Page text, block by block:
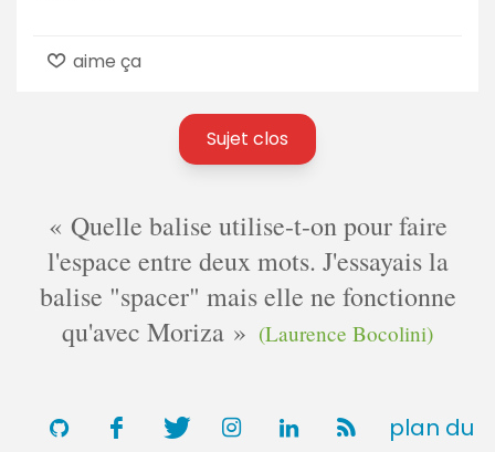
aime ça
Sujet clos
Quelle balise utilise-t-on pour faire
l'espace entre deux mots. J'essayais la
balise "spacer" mais elle ne fonctionne
qu'avec Moriza
(Laurence Bocolini)
plan du